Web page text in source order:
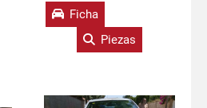
Ficha
Piezas